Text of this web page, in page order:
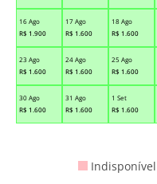
16 Ago
R$ 1.900
17 Ago
R$ 1.600
18 Ago
R$ 1.600
23 Ago
R$ 1.600
24 Ago
R$ 1.600
25 Ago
R$ 1.600
30 Ago
R$ 1.600
31 Ago
R$ 1.600
1 Set
R$ 1.600
Indisponível